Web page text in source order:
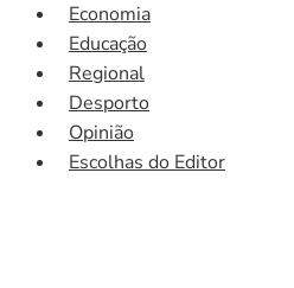
Economia
Educação
Regional
Desporto
Opinião
Escolhas do Editor